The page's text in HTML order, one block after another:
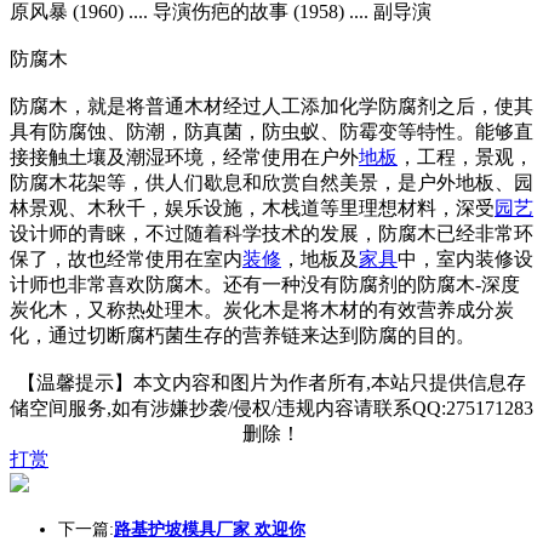
原风暴 (1960) .... 导演伤疤的故事 (1958) .... 副导演
防腐木
防腐木，就是将普通木材经过人工添加化学防腐剂之后，使其
具有防腐蚀、防潮，防真菌，防虫蚁、防霉变等特性。能够直
接接触土壤及潮湿环境，经常使用在户外地板 ，工程，景观，
防腐木花架等，供人们歇息和欣赏自然美景，是户外地板、园
林景观、木秋千，娱乐设施，木栈道等里理想材料，深受园艺
设计师的青睐，不过随着科学技术的发展，防腐木已经非常环
保了，故也经常使用在室内装修 ，地板及家具中，室内装修设
计师也非常喜欢防腐木。还有一种没有防腐剂的防腐木-深度
炭化木，又称热处理木。炭化木是将木材的有效营养成分炭
化，通过切断腐朽菌生存的营养链来达到防腐的目的。
【温馨提示】本文内容和图片为作者所有,本站只提供信息存
储空间服务,如有涉嫌抄袭/侵权/违规内容请联系QQ:275171283
删除！
打赏
下一篇:路基护坡模具厂家 欢迎你